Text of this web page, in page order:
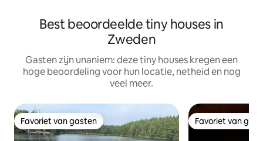
Best beoordeelde tiny houses in
Zweden
Gasten zijn unaniem: deze tiny houses kregen een
hoge beoordeling voor hun locatie, netheid en nog
veel meer.
Favoriet van gasten
Favoriet van gasten Favoriet van
Favoriet van